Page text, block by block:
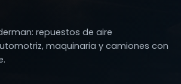
repuestos de aire
maquinaria y camiones con